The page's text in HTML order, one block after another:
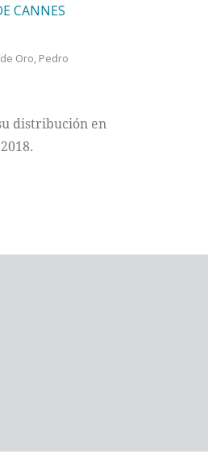
CANNES
Oro, Pedro
distribución en